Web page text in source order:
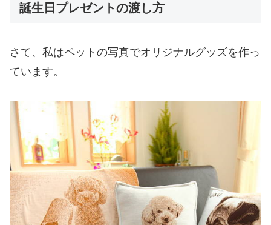
誕生日プレゼントの渡し方
さて、私はペットの写真でオリジナルグッズを作っ
ています。